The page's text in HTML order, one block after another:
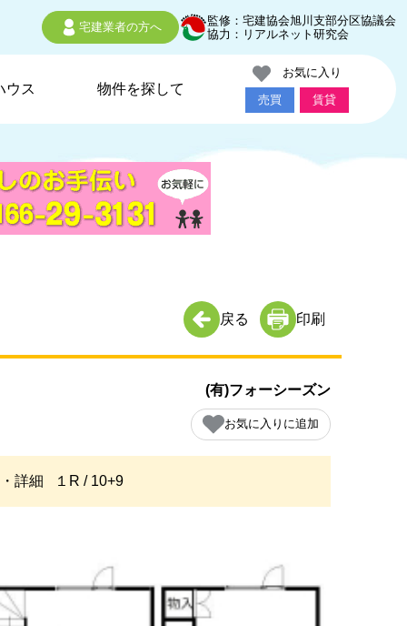
宅建業者の方へ
監修：宅建協会旭川支部分区協議会
協力：リアルネット研究会
ウス 物件を探して
お気に入り
売買
賃貸
戻る 印刷
(有)フォーシーズン
お気に入りに追加
詳細 １R / 10+9